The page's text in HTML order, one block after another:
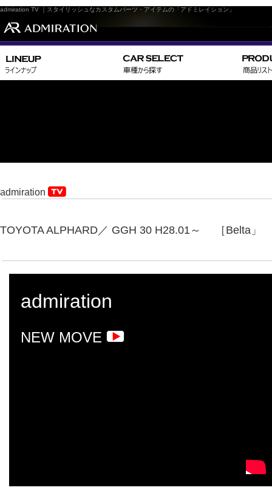
admiration TV ｜スタイリッシュなカスタムパーツ・アイテムの「アドミレイション」
admiration
TOYOTA ALPHARD／ GGH 30 H28.01～ ［Belta」
admiration
NEW MOVE